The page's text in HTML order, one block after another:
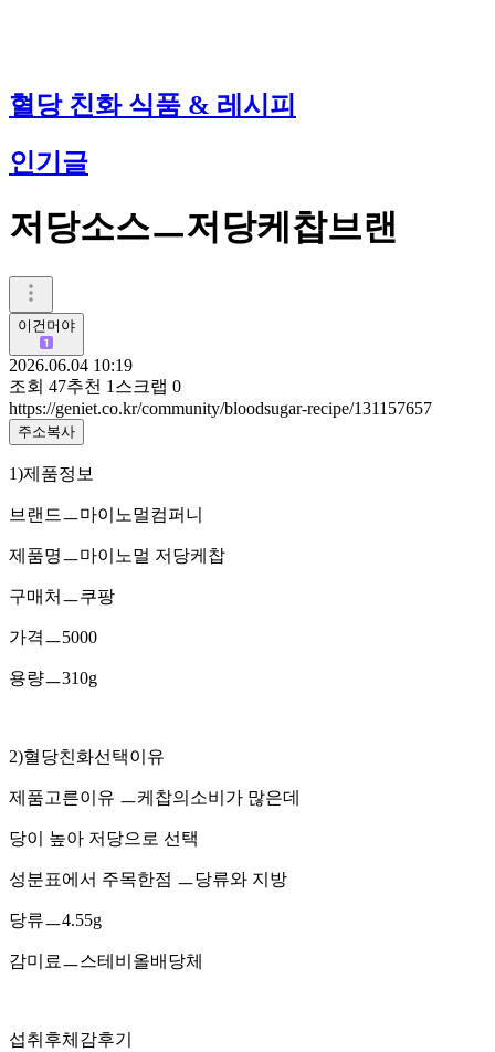
혈당 친화 식품 & 레시피
인기글
저당소스ㅡ저당케찹브랜
이건머야
2026.06.04 10:19
조회 47추천 1 스크랩 0
https://geniet.co.kr/community/bloodsugar-recipe/131157657
주소복사
1)제품정보
브랜드ㅡ마이노멀컴퍼니
제품명ㅡ마이노멀 저당케찹
구매처ㅡ쿠팡
가격ㅡ5000
용량ㅡ310g
2)혈당친화선택이유
제품고른이유 ㅡ케찹의소비가 많은데
당이 높아 저당으로 선택
성분표에서 주목한점 ㅡ당류와 지방
당류ㅡ4.55g
감미료ㅡ스테비올배당체
섭취후체감후기